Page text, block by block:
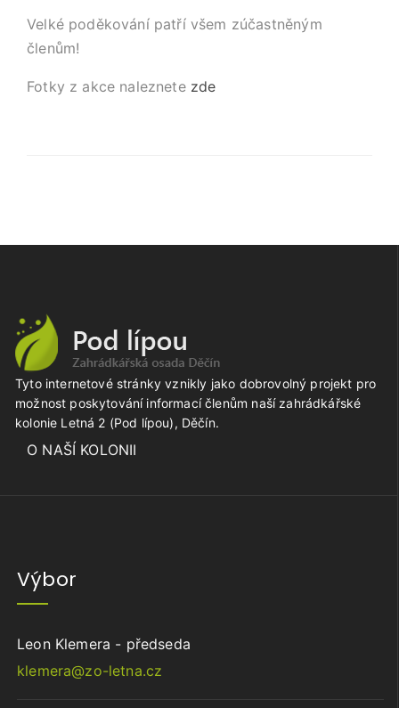
Velké poděkování patří všem zúčastněným
členům!
Fotky z akce naleznete zde
Tyto internetové stránky vznikly jako dobrovolný projekt pro
možnost poskytování informací členům naší zahrádkářské
kolonie Letná 2 (Pod lípou), Děčín.
O NAŠÍ KOLONII
Výbor
Leon Klemera - předseda
klemera@zo-letna.cz